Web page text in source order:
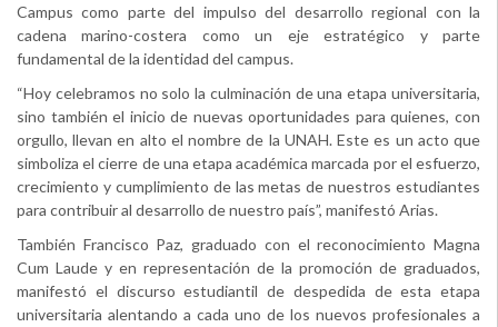
Campus como parte del impulso del desarrollo regional con la
cadena marino-costera como un eje estratégico y parte
fundamental de la identidad del campus.
“Hoy celebramos no solo la culminación de una etapa universitaria,
sino también el inicio de nuevas oportunidades para quienes, con
orgullo, llevan en alto el nombre de la UNAH. Este es un acto que
simboliza el cierre de una etapa académica marcada por el esfuerzo,
crecimiento y cumplimiento de las metas de nuestros estudiantes
para contribuir al desarrollo de nuestro país”, manifestó Arias.
También Francisco Paz, graduado con el reconocimiento Magna
Cum Laude y en representación de la promoción de graduados,
manifestó el discurso estudiantil de despedida de esta etapa
universitaria alentando a cada uno de los nuevos profesionales a